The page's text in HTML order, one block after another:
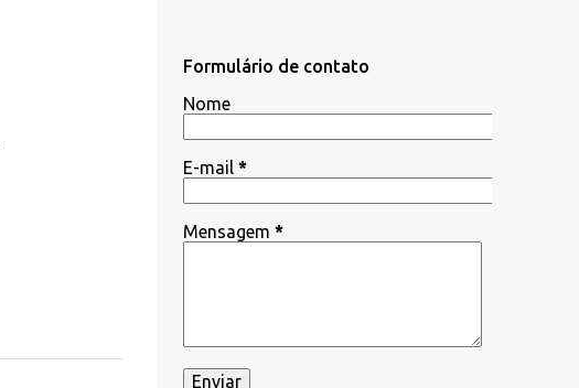
Formulário de contato
Nome
E-mail *
Mensagem *